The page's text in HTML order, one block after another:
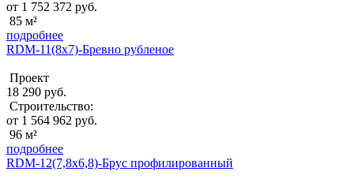
от 1 752 372 руб.
85 м²
подробнее
RDM-11(8x7)-Бревно рубленое
Проект
18 290 руб.
Строительство:
от 1 564 962 руб.
96 м²
подробнее
RDM-12(7,8x6,8)-Брус профилированный